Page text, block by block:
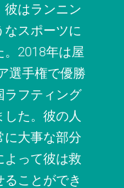
彼はランニン
なスポーツに
。2018年は屋
選手権で優勝
ラフティング
た。彼の人
に大事な部分
よって彼は救
ことができ